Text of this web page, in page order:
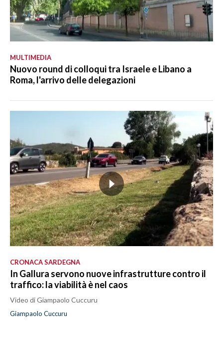
MULTIMEDIA
Nuovo round di colloqui tra Israele e Libano a
Roma, l'arrivo delle delegazioni
CRONACA SARDEGNA
In Gallura servono nuove infrastrutture contro il
traffico: la viabilità è nel caos
Video di Giampaolo Cuccuru
Giampaolo Cuccuru